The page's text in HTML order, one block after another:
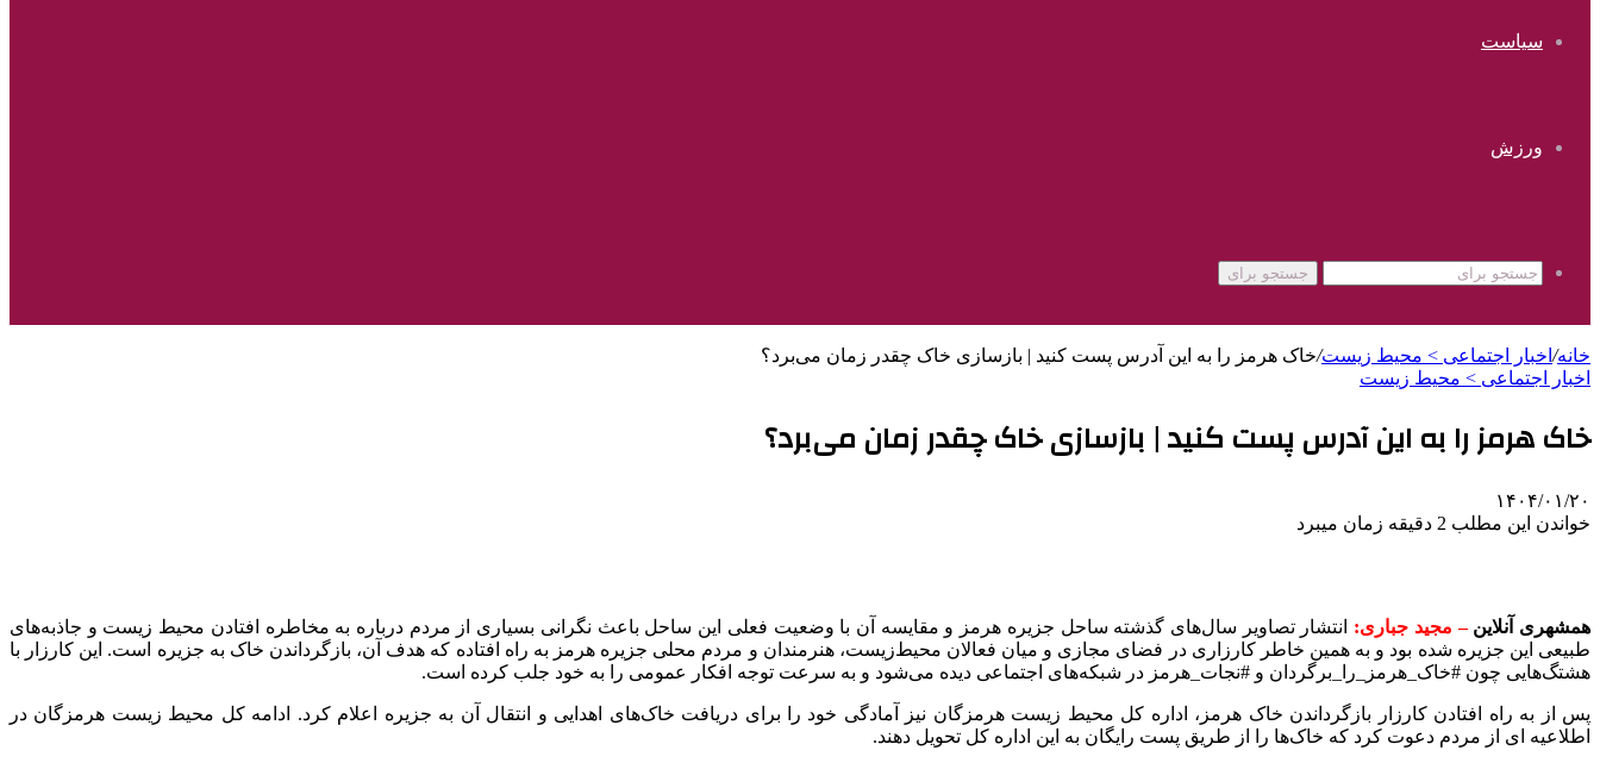
سیاست
ورزش
جستجو برای
خانه/ اخبار اجتماعی > محیط زیست/خاک هرمز را به این آدرس پست کنید | بازسازی خاک چقدر زمان می‌برد؟
اخبار اجتماعی > محیط زیست
خاک هرمز را به این آدرس پست کنید | بازسازی خاک چقدر زمان می‌برد؟
۱۴۰۴/۰۱/۲۰
خواندن این مطلب 2 دقیقه زمان میبرد
همشهری آنلاین – مجید جباری: انتشار تصاویر سال‌های گذشته ساحل جزیره هرمز و مقایسه آن با وضعیت فعلی این ساحل باعث نگرانی بسیاری از مردم درباره به مخاطره افتادن محیط زیست و جاذبه‌های
طبیعی این جزیره شده بود و به همین خاطر کارزاری در فضای مجازی و میان فعالان محیط‌زیست، هنرمندان و مردم محلی جزیره هرمز به راه افتاده که هدف آن، بازگرداندن خاک به جزیره است. این کارزار با
هشتگ‌هایی چون #خاک_هرمز_را_برگردان و #نجات_هرمز در شبکه‌های اجتماعی دیده می‌شود و به سرعت توجه افکار عمومی را به خود جلب کرده است.
پس از به راه افتادن کارزار بازگرداندن خاک هرمز، اداره کل محیط زیست هرمزگان نیز آمادگی خود را برای دریافت خاک‌های اهدایی و انتقال آن به جزیره اعلام کرد. ادامه کل محیط زیست هرمزگان در
اطلاعیه ای از مردم دعوت کرد که خاک‌ها را از طریق پست رایگان به این اداره کل تحویل دهند.